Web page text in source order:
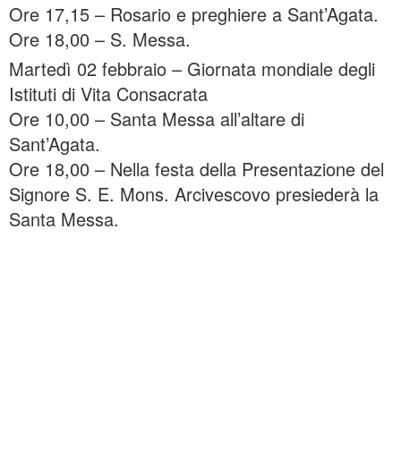
Ore 17,15 – Rosario e preghiere a Sant’Agata.
Ore 18,00 – S. Messa.
Martedì 02 febbraio – Giornata mondiale degli
Istituti di Vita Consacrata
Ore 10,00 – Santa Messa all’altare di
Sant’Agata.
Ore 18,00 – Nella festa della Presentazione del
Signore S. E. Mons. Arcivescovo presiederà la
Santa Messa.